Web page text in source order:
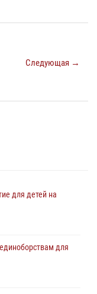
Следующая →
для детей на
для